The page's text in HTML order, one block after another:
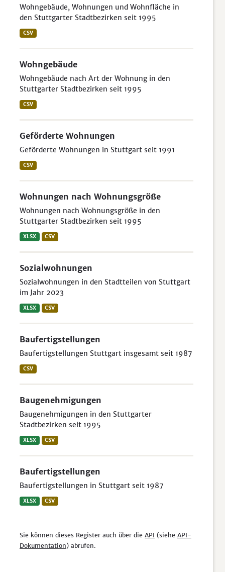
Wohngebäude, Wohnungen und Wohnfläche in
den Stuttgarter Stadtbezirken seit 1995
CSV
Wohngebäude
Wohngebäude nach Art der Wohnung in den
Stuttgarter Stadtbezirken seit 1995
CSV
Geförderte Wohnungen
Geförderte Wohnungen in Stuttgart seit 1991
CSV
Wohnungen nach Wohnungsgröße
Wohnungen nach Wohnungsgröße in den
Stuttgarter Stadtbezirken seit 1995
XLSX CSV
Sozialwohnungen
Sozialwohnungen in den Stadtteilen von Stuttgart
im Jahr 2023
XLSX CSV
Baufertigstellungen
Baufertigstellungen Stuttgart insgesamt seit 1987
CSV
Baugenehmigungen
Baugenehmigungen in den Stuttgarter
Stadtbezirken seit 1995
XLSX CSV
Baufertigstellungen
Baufertigstellungen in Stuttgart seit 1987
XLSX CSV
Sie können dieses Register auch über die API (siehe API-
Dokumentation) abrufen.